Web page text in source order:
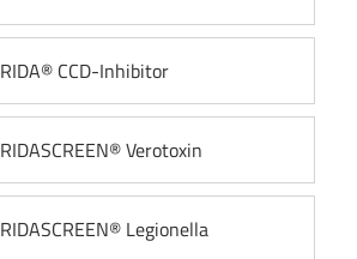
RIDA® CCD-Inhibitor
RIDASCREEN® Verotoxin
RIDASCREEN® Legionella